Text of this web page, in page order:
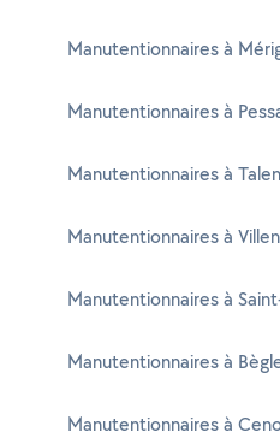
Manutentionnaires à
Manutentionnaires à
Manutentionnaires à
Manutentionnaires à
Manutentionnaires à
Manutentionnaires à
Manutentionnaires à